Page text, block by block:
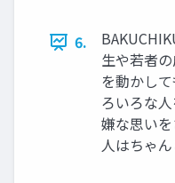
6.
生や若者
を動かし
ろいろな
嫌な思い
人はちゃ